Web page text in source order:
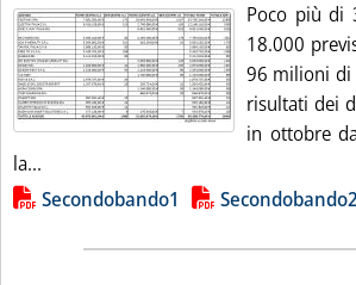
Poco più di
18.000
96 milioni di
risultati dei
in ottobre
la...
Lista allegati PDF alla notizia
Secondobando1 Secondobando2